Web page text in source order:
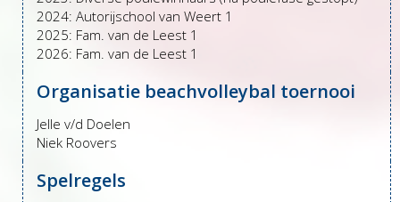
2024: Autorijschool van Weert 1
2025: Fam. van de Leest 1
2026: Fam. van de Leest 1
Organisatie beachvolleybal toernooi
Jelle v/d Doelen
Niek Roovers
Spelregels